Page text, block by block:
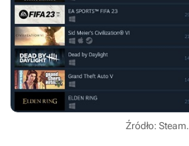
Źródło: Steam.